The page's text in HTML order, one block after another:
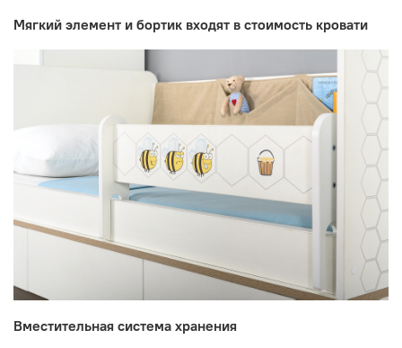
Мягкий элемент и бортик входят в стоимость кровати
Вместительная система хранения